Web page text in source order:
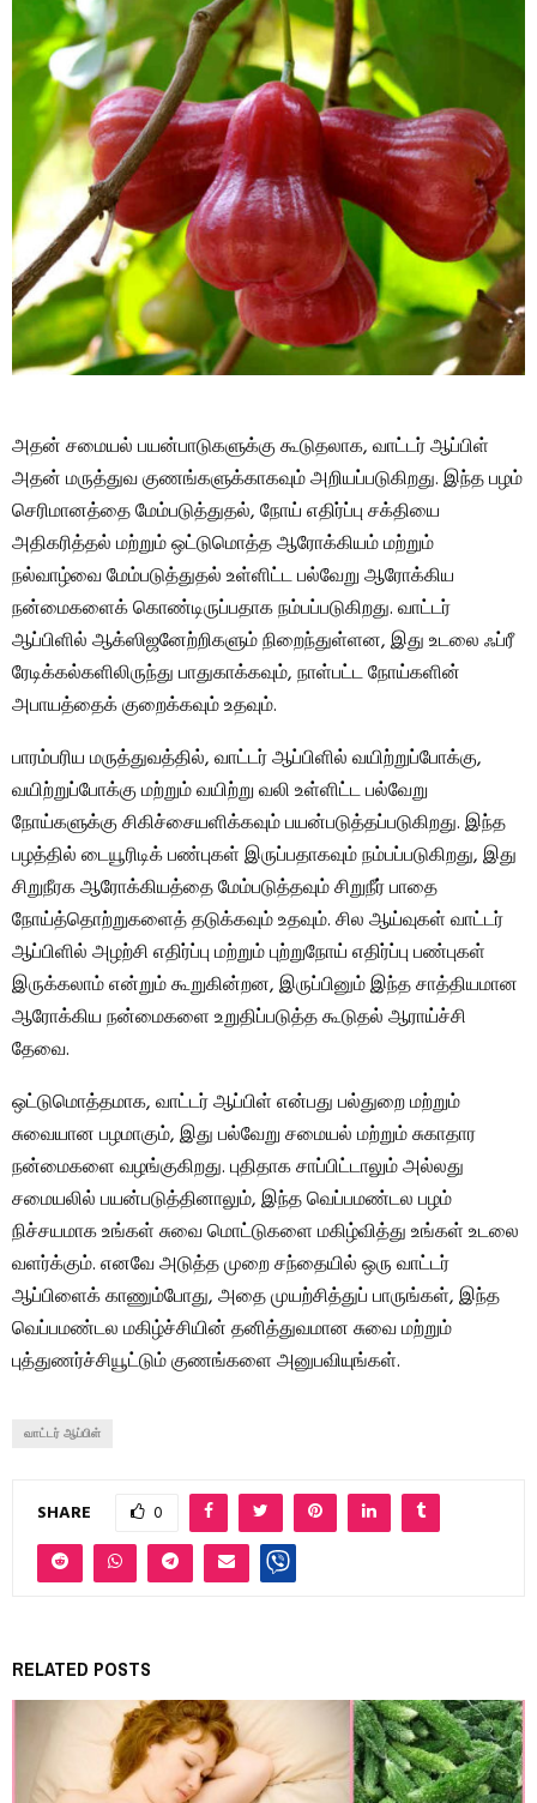
அதன் சமையல் பயன்பாடுகளுக்கு கூடுதலாக, வாட்டர் ஆப்பிள்
அதன் மருத்துவ குணங்களுக்காகவும் அறியப்படுகிறது. இந்த பழம்
செரிமானத்தை மேம்படுத்துதல், நோய் எதிர்ப்பு சக்தியை
அதிகரித்தல் மற்றும் ஒட்டுமொத்த ஆரோக்கியம் மற்றும்
நல்வாழ்வை மேம்படுத்துதல் உள்ளிட்ட பல்வேறு ஆரோக்கிய
நன்மைகளைக் கொண்டிருப்பதாக நம்பப்படுகிறது. வாட்டர்
ஆப்பிளில் ஆக்ஸிஜனேற்றிகளும் நிறைந்துள்ளன, இது உடலை ஃப்ரீ
ரேடிக்கல்களிலிருந்து பாதுகாக்கவும், நாள்பட்ட நோய்களின்
அபாயத்தைக் குறைக்கவும் உதவும்.
பாரம்பரிய மருத்துவத்தில், வாட்டர் ஆப்பிளில் வயிற்றுப்போக்கு,
வயிற்றுப்போக்கு மற்றும் வயிற்று வலி உள்ளிட்ட பல்வேறு
நோய்களுக்கு சிகிச்சையளிக்கவும் பயன்படுத்தப்படுகிறது. இந்த
பழத்தில் டையூரிடிக் பண்புகள் இருப்பதாகவும் நம்பப்படுகிறது, இது
சிறுநீரக ஆரோக்கியத்தை மேம்படுத்தவும் சிறுநீர் பாதை
நோய்த்தொற்றுகளைத் தடுக்கவும் உதவும். சில ஆய்வுகள் வாட்டர்
ஆப்பிளில் அழற்சி எதிர்ப்பு மற்றும் புற்றுநோய் எதிர்ப்பு பண்புகள்
இருக்கலாம் என்றும் கூறுகின்றன, இருப்பினும் இந்த சாத்தியமான
ஆரோக்கிய நன்மைகளை உறுதிப்படுத்த கூடுதல் ஆராய்ச்சி
தேவை.
ஒட்டுமொத்தமாக, வாட்டர் ஆப்பிள் என்பது பல்துறை மற்றும்
சுவையான பழமாகும், இது பல்வேறு சமையல் மற்றும் சுகாதார
நன்மைகளை வழங்குகிறது. புதிதாக சாப்பிட்டாலும் அல்லது
சமையலில் பயன்படுத்தினாலும், இந்த வெப்பமண்டல பழம்
நிச்சயமாக உங்கள் சுவை மொட்டுகளை மகிழ்வித்து உங்கள் உடலை
வளர்க்கும். எனவே அடுத்த முறை சந்தையில் ஒரு வாட்டர்
ஆப்பிளைக் காணும்போது, ​​அதை முயற்சித்துப் பாருங்கள், இந்த
வெப்பமண்டல மகிழ்ச்சியின் தனித்துவமான சுவை மற்றும்
புத்துணர்ச்சியூட்டும் குணங்களை அனுபவியுங்கள்.
வாட்டர் ஆப்பிள்
SHARE 0
RELATED POSTS